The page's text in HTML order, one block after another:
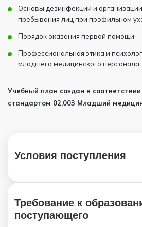
Основы дезинфекции и
пребывания лиц при профильном
Порядок оказания первой помощи
Профессиональная этика и
младшего медицинского персонала
Учебный план создан в
стандартом 02.003 Младший
Условия поступления
Требование к
поступающего